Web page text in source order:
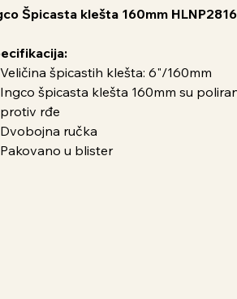
Špicasta klešta 160mm
Veličina špicastih klešta: 6"/160mm
Ingco špicasta klešta 160mm su
protiv rđe
Dvobojna ručka
Pakovano u blister